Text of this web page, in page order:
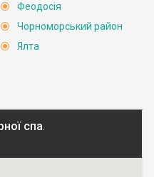
Феодосія
Чорноморський район
Ялта